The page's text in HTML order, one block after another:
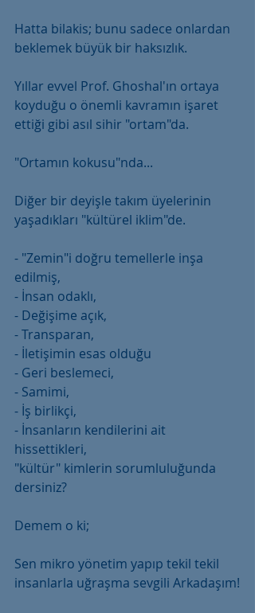
Hatta bilakis; bunu sadece onlardan
beklemek büyük bir haksızlık.
Yıllar evvel Prof. Ghoshal'ın ortaya
koyduğu o önemli kavramın işaret
ettiği gibi asıl sihir "ortam"da.
"Ortamın kokusu"nda...
Diğer bir deyişle takım üyelerinin
yaşadıkları "kültürel iklim"de.
- "Zemin"i doğru temellerle inşa
edilmiş,
- İnsan odaklı,
- Değişime açık,
- Transparan,
- İletişimin esas olduğu
- Geri beslemeci,
- Samimi,
- İş birlikçi,
- İnsanların kendilerini ait
hissettikleri,
"kültür" kimlerin sorumluluğunda
dersiniz?
Demem o ki;
Sen mikro yönetim yapıp tekil tekil
insanlarla uğraşma sevgili Arkadaşım!